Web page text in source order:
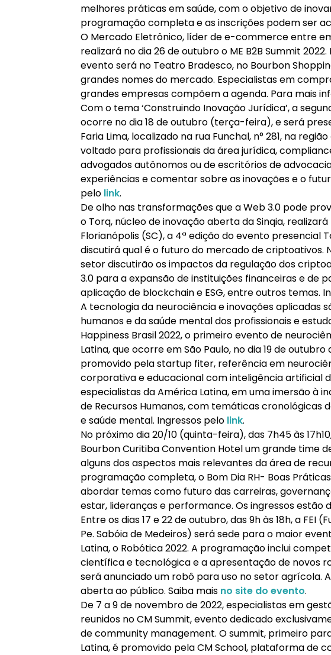
melhores práticas em saúde, com o objetivo de
programação completa e as inscrições podem ser
O Mercado Eletrônico, líder de e-commerce entre
realizará no dia 26 de outubro o ME B2B Summit
evento será no Teatro Bradesco, no Bourbon
grandes nomes do mercado. Especialistas em
grandes empresas compõem a agenda. Para mais
Com o tema ‘Construindo Inovação Jurídica’, a
ocorre no dia 18 de outubro (terça-feira), e será
Faria Lima, localizado na rua Funchal, n° 281, na
voltado para profissionais da área jurídica,
advogados autônomos ou de escritórios de
experiências e comentar sobre as inovações e o
pelo link.
De olho nas transformações que a Web 3.0 pode
o Torq, núcleo de inovação aberta da Sinqia,
Florianópolis (SC), a 4ª edição do evento presencial
discutirá qual é o futuro do mercado de criptoativos.
setor discutirão os impactos da regulação dos
3.0 para a expansão de instituições financeiras e de
aplicação de blockchain e ESG, entre outros temas.
A tecnologia da neurociência e inovações aplicadas
humanos e da saúde mental dos profissionais e
Happiness Brasil 2022, o primeiro evento de
Latina, que ocorre em São Paulo, no dia 19 de
promovido pela startup fiter, referência em
corporativa e educacional com inteligência artificial
especialistas da América Latina, em uma imersão à
de Recursos Humanos, com temáticas cronológicas
e saúde mental. Ingressos pelo link.
No próximo dia 20/10 (quinta-feira), das 7h45 às
Bourbon Curitiba Convention Hotel um grande time
alguns dos aspectos mais relevantes da área de
programação completa, o Bom Dia RH- Boas
abordar temas como futuro das carreiras,
estar, lideranças e performance. Os ingressos estão
Entre os dias 17 e 22 de outubro, das 9h às 18h, a FEI
Pe. Sabóia de Medeiros) será sede para o maior
Latina, o Robótica 2022. A programação inclui
científica e tecnológica e a apresentação de novos
será anunciado um robô para uso no setor agrícola.
aberta ao público. Saiba mais no site do evento.
De 7 a 9 de novembro de 2022, especialistas em
reunidos no CM Summit, evento dedicado
de community management. O summit, primeiro
Latina, é promovido pela CM School, plataforma de